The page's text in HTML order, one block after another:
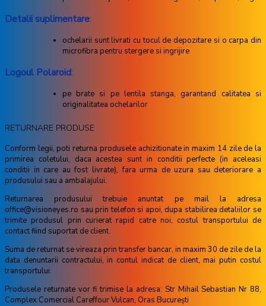
Detalii suplimentare:
ochelarii sunt livrati cu tocul de depozitare si o carpa din
microfibra pentru stergere si ingrijire
Logoul Polaroid:
pe brate si pe lentila stanga, garantand calitatea si
originalitatea ochelarilor
RETURNARE PRODUSE
Conform legii, poti returna produsele achizitionate in maxim 14 zile de la
primirea coletului, daca acestea sunt in conditii perfecte (in aceleasi
conditii in care au fost livrate), fara urma de uzura sau deteriorare a
produsului sau a ambalajului.
Returnarea produsului trebuie anuntat pe mail la adresa
office@visioneyes.ro sau prin telefon si apoi, dupa stabilirea detaliilor se
trimite produsul prin curierat rapid catre noi, costul transportului de
contact fiind suportat de client.
Suma de returnat se vireaza prin transfer bancar, in maxim 30 de zile de la
data denuntarii contractului, in contul indicat de client, mai putin costul
transportului.
Produsele returnate vor fi trimise la adresa: Str Mihail Sebastian Nr 88,
Complex Comercial Careffour Vulcan, Oras București